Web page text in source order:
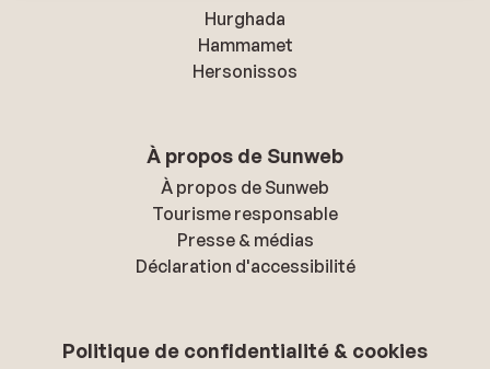
Hurghada
Hammamet
Hersonissos
À propos de Sunweb
À propos de Sunweb
Tourisme responsable
Presse & médias
Déclaration d'accessibilité
Politique de confidentialité & cookies